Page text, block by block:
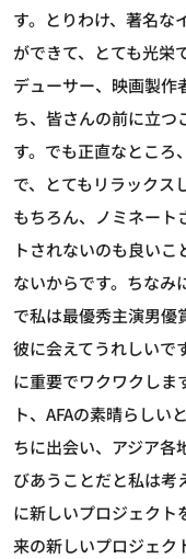
す。とりわけ、著名な
ができて、とても光栄
デューサー、映画製作
ち、皆さんの前に立つ
す。でも正直なところ
で、とてもリラックス
もちろん、ノミネート
トされないのも良い
ないからです。ちなみ
で私は最優秀主演男優
彼に会えてうれしいで
に重要でワクワクしま
ト、AFAの素晴らしい
ちに出会い、アジア各
びあうことだと私は考
に新しいプロジェクト
来の新しいプロジェク